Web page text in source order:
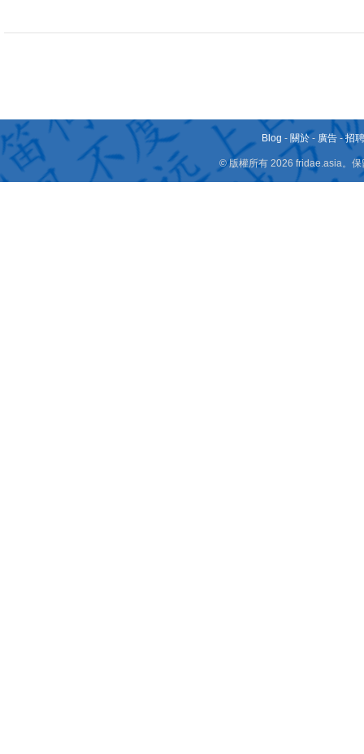
Blog - 關於 - 廣告 -招
© 版權所有 2026 fridae.asia。